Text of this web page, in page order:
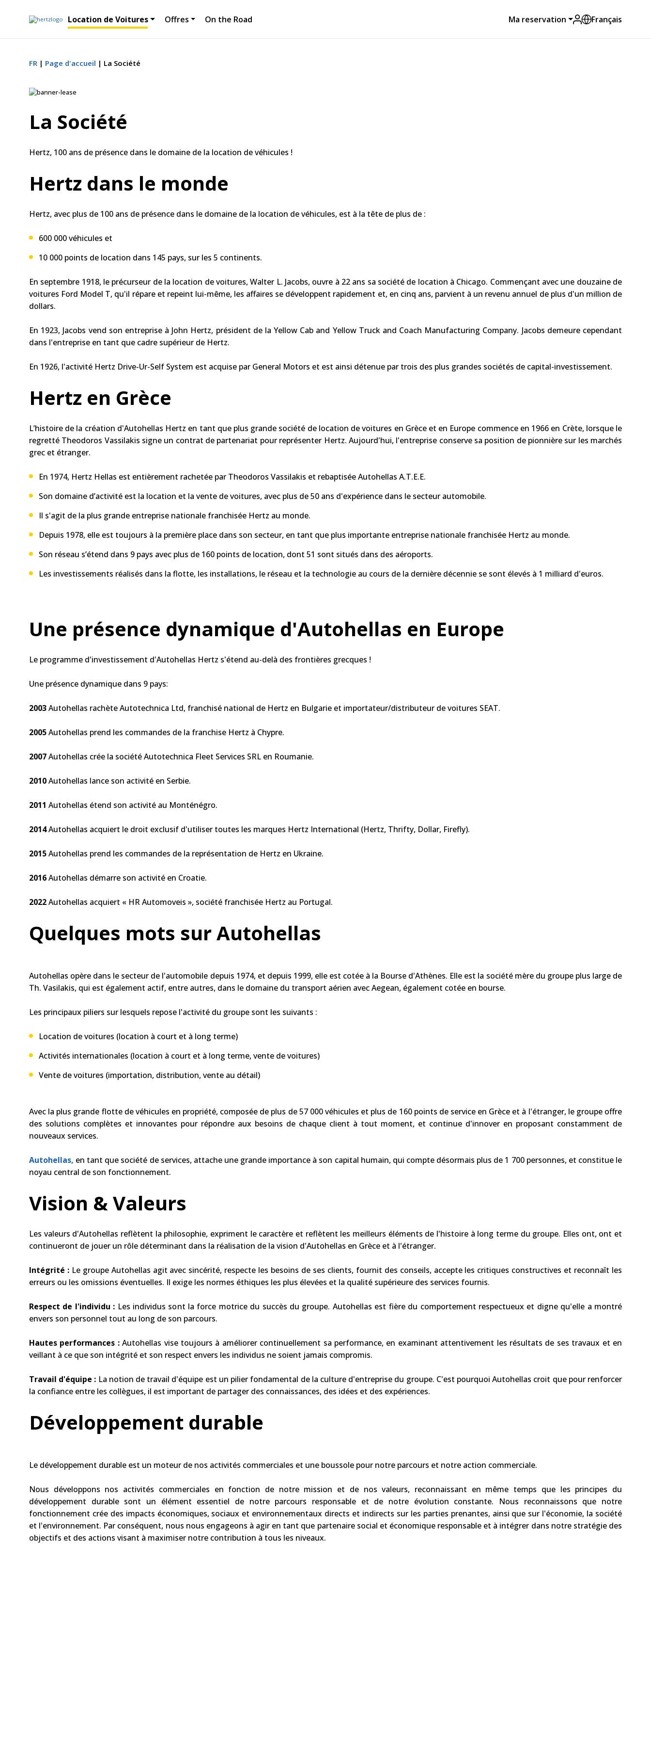
Location de Voitures Offres On the Road Ma reservation Français
FR Page d'accueil La Société
La Société
Hertz, 100 ans de présence dans le domaine de la location de véhicules !
Hertz dans le monde
Hertz, avec plus de 100 ans de présence dans le domaine de la location de véhicules, est à la tête de plus de :
600 000 véhicules et
10 000 points de location dans 145 pays, sur les 5 continents.
En septembre 1918, le précurseur de la location de voitures, Walter L. Jacobs, ouvre à 22 ans sa société de location à Chicago. Commençant avec une douzaine de
voitures Ford Model T, qu'il répare et repeint lui-même, les affaires se développent rapidement et, en cinq ans, parvient à un revenu annuel de plus d'un million de
dollars.
En 1923, Jacobs vend son entreprise à John Hertz, président de la Yellow Cab and Yellow Truck and Coach Manufacturing Company. Jacobs demeure cependant
dans l'entreprise en tant que cadre supérieur de Hertz.
En 1926, l'activité Hertz Drive-Ur-Self System est acquise par General Motors et est ainsi détenue par trois des plus grandes sociétés de capital-investissement.
Hertz en Grèce
L’histoire de la création d'Autohellas Hertz en tant que plus grande société de location de voitures en Grèce et en Europe commence en 1966 en Crète, lorsque le
regretté Theodoros Vassilakis signe un contrat de partenariat pour représenter Hertz. Aujourd'hui, l'entreprise conserve sa position de pionnière sur les marchés
grec et étranger.
En 1974, Hertz Hellas est entièrement rachetée par Theodoros Vassilakis et rebaptisée Autohellas A.T.E.E.
Son domaine d’activité est la location et la vente de voitures, avec plus de 50 ans d'expérience dans le secteur automobile.
Il s'agit de la plus grande entreprise nationale franchisée Hertz au monde.
Depuis 1978, elle est toujours à la première place dans son secteur, en tant que plus importante entreprise nationale franchisée Hertz au monde.
Son réseau s’étend dans 9 pays avec plus de 160 points de location, dont 51 sont situés dans des aéroports.
Les investissements réalisés dans la flotte, les installations, le réseau et la technologie au cours de la dernière décennie se sont élevés à 1 milliard d'euros.
Une présence dynamique d'Autohellas en Europe
Le programme d'investissement d'Autohellas Hertz s'étend au-delà des frontières grecques !
Une présence dynamique dans 9 pays:
2003Autohellas rachète Autotechnica Ltd, franchisé national de Hertz en Bulgarie et importateur/distributeur de voitures SEAT.
2005Autohellas prend les commandes de la franchise Hertz à Chypre.
2007Autohellas crée la société Autotechnica Fleet Services SRL en Roumanie.
2010Autohellas lance son activité en Serbie.
2011 Autohellas étend son activité au Monténégro.
2014Autohellas acquiert le droit exclusif d'utiliser toutes les marques Hertz International (Hertz, Thrifty, Dollar, Firefly).
2015Autohellas prend les commandes de la représentation de Hertz en Ukraine.
2016Autohellas démarre son activité en Croatie.
2022Autohellas acquiert « HR Automoveis », société franchisée Hertz au Portugal.
Quelques mots sur Autohellas
Autohellas opère dans le secteur de l'automobile depuis 1974, et depuis 1999, elle est cotée à la Bourse d'Athènes. Elle est la société mère du groupe plus large de
Th. Vasilakis, qui est également actif, entre autres, dans le domaine du transport aérien avec Aegean, également cotée en bourse.
Les principaux piliers sur lesquels repose l'activité du groupe sont les suivants :
Location de voitures (location à court et à long terme)
Activités internationales (location à court et à long terme, vente de voitures)
Vente de voitures (importation, distribution, vente au détail)
Avec la plus grande flotte de véhicules en propriété, composée de plus de 57 000 véhicules et plus de 160 points de service en Grèce et à l'étranger, le groupe offre
des solutions complètes et innovantes pour répondre aux besoins de chaque client à tout moment, et continue d'innover en proposant constamment de
nouveaux services.
Autohellas, en tant que société de services, attache une grande importance à son capital humain, qui compte désormais plus de 1 700 personnes, et constitue le
noyau central de son fonctionnement.
Vision & Valeurs
Les valeurs d'Autohellas reflètent la philosophie, expriment le caractère et reflètent les meilleurs éléments de l'histoire à long terme du groupe. Elles ont, ont et
continueront de jouer un rôle déterminant dans la réalisation de la vision d'Autohellas en Grèce et à l'étranger.
Intégrité :Le groupe Autohellas agit avec sincérité, respecte les besoins de ses clients, fournit des conseils, accepte les critiques constructives et reconnaît les
erreurs ou les omissions éventuelles. Il exige les normes éthiques les plus élevées et la qualité supérieure des services fournis.
Respect de l'individu : Les individus sont la force motrice du succès du groupe. Autohellas est fière du comportement respectueux et digne qu'elle a montré
envers son personnel tout au long de son parcours.
Hautes performances :Autohellas vise toujours à améliorer continuellement sa performance, en examinant attentivement les résultats de ses travaux et en
veillant à ce que son intégrité et son respect envers les individus ne soient jamais compromis.
Travail d'équipe : La notion de travail d'équipe est un pilier fondamental de la culture d'entreprise du groupe. C'est pourquoi Autohellas croit que pour renforcer
la confiance entre les collègues, il est important de partager des connaissances, des idées et des expériences.
Développement durable
Le développement durable est un moteur de nos activités commerciales et une boussole pour notre parcours et notre action commerciale.
Nous développons nos activités commerciales en fonction de notre mission et de nos valeurs, reconnaissant en même temps que les principes du
développement durable sont un élément essentiel de notre parcours responsable et de notre évolution constante. Nous reconnaissons que notre
fonctionnement crée des impacts économiques, sociaux et environnementaux directs et indirects sur les parties prenantes, ainsi que sur l'économie, la société
et l'environnement. Par conséquent, nous nous engageons à agir en tant que partenaire social et économique responsable et à intégrer dans notre stratégie des
objectifs et des actions visant à maximiser notre contribution à tous les niveaux.